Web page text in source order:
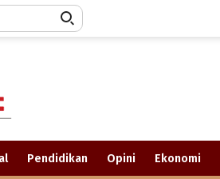
Pendidikan Opini Ekonomi